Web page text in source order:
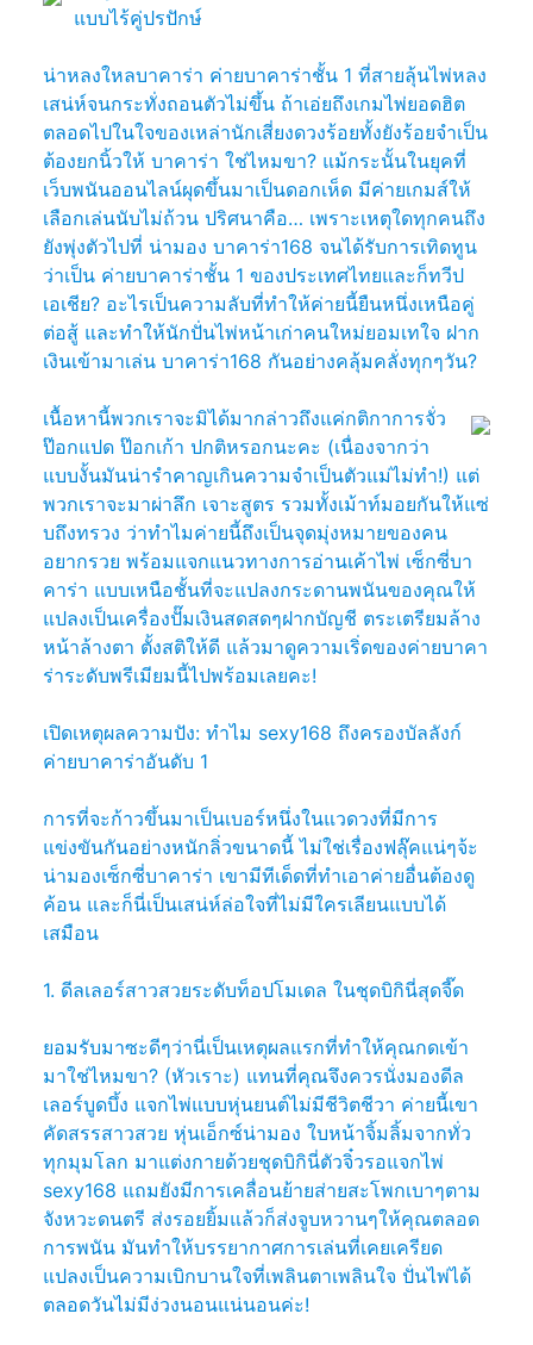
แบบไร้คู่ปรปักษ์
น่าหลงใหลบาคาร่า ค่ายบาคาร่าชั้น 1 ที่สายลุ้นไพ่หลง
เสน่ห์จนกระทั่งถอนตัวไม่ขึ้น ถ้าเอ่ยถึงเกมไพ่ยอดฮิต
ตลอดไปในใจของเหล่านักเสี่ยงดวงร้อยทั้งยังร้อยจำเป็น
ต้องยกนิ้วให้ บาคาร่า ใช่ไหมขา? แม้กระนั้นในยุคที่
เว็บพนันออนไลน์ผุดขึ้นมาเป็นดอกเห็ด มีค่ายเกมส์ให้
เลือกเล่นนับไม่ถ้วน ปริศนาคือ… เพราะเหตุใดทุกคนถึง
ยังพุ่งตัวไปที่ น่ามอง บาคาร่า168 จนได้รับการเทิดทูน
ว่าเป็น ค่ายบาคาร่าชั้น 1 ของประเทศไทยและก็ทวีป
เอเชีย? อะไรเป็นความลับที่ทำให้ค่ายนี้ยืนหนึ่งเหนือคู่
ต่อสู้ และทำให้นักปั่นไพ่หน้าเก่าคนใหม่ยอมเทใจ ฝาก
เงินเข้ามาเล่น บาคาร่า168 กันอย่างคลุ้มคลั่งทุกๆวัน?
เนื้อหานี้พวกเราจะมิได้มากล่าวถึงแค่กติกาการจั่ว
ป๊อกแปด ป๊อกเก้า ปกติหรอกนะคะ (เนื่องจากว่า
แบบงั้นมันน่ารำคาญเกินความจำเป็นตัวแม่ไม่ทำ!) แต่
พวกเราจะมาผ่าลึก เจาะสูตร รวมทั้งเม้าท์มอยกันให้แซ่
บถึงทรวง ว่าทำไมค่ายนี้ถึงเป็นจุดมุ่งหมายของคน
อยากรวย พร้อมแจกแนวทางการอ่านเค้าไพ่ เซ็กซี่บา
คาร่า แบบเหนือชั้นที่จะแปลงกระดานพนันของคุณให้
แปลงเป็นเครื่องปั๊มเงินสดสดๆฝากบัญชี ตระเตรียมล้าง
หน้าล้างตา ตั้งสติให้ดี แล้วมาดูความเริ่ดของค่ายบาคา
ร่าระดับพรีเมียมนี้ไปพร้อมเลยคะ!
เปิดเหตุผลความปัง: ทำไม sexy168 ถึงครองบัลลังก์
ค่ายบาคาร่าอันดับ 1
การที่จะก้าวขึ้นมาเป็นเบอร์หนึ่งในแวดวงที่มีการ
แข่งขันกันอย่างหนักลิ่วขนาดนี้ ไม่ใช่เรื่องฟลุ๊คแน่ๆจ้ะ
น่ามองเซ็กซี่บาคาร่า เขามีทีเด็ดที่ทำเอาค่ายอื่นต้องดู
ค้อน และก็นี่เป็นเสน่ห์ล่อใจที่ไม่มีใครเลียนแบบได้
เสมือน
1. ดีลเลอร์สาวสวยระดับท็อปโมเดล ในชุดบิกินี่สุดจี๊ด
ยอมรับมาซะดีๆว่านี่เป็นเหตุผลแรกที่ทำให้คุณกดเข้า
มาใช่ไหมขา? (หัวเราะ) แทนที่คุณจึงควรนั่งมองดีล
เลอร์บูดบึ้ง แจกไพ่แบบหุ่นยนต์ไม่มีชีวิตชีวา ค่ายนี้เขา
คัดสรรสาวสวย หุ่นเอ็กซ์น่ามอง ใบหน้าจิ้มลิ้มจากทั่ว
ทุกมุมโลก มาแต่งกายด้วยชุดบิกินี่ตัวจิ๋วรอแจกไพ่
sexy168 แถมยังมีการเคลื่อนย้ายส่ายสะโพกเบาๆตาม
จังหวะดนตรี ส่งรอยยิ้มแล้วก็ส่งจูบหวานๆให้คุณตลอด
การพนัน มันทำให้บรรยากาศการเล่นที่เคยเครียด
แปลงเป็นความเบิกบานใจที่เพลินตาเพลินใจ ปั่นไพ่ได้
ตลอดวันไม่มีง่วงนอนแน่นอนค่ะ!